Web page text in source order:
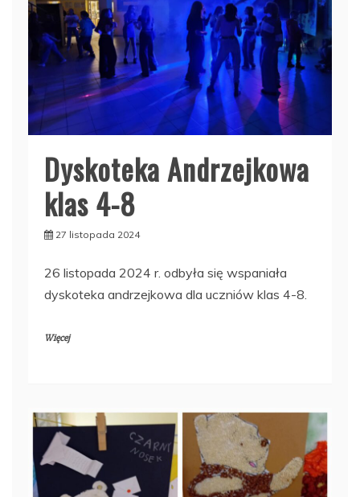
Dyskoteka Andrzejkowa
klas 4-8
27 listopada 2024
26 listopada 2024 r. odbyła się wspaniała
dyskoteka andrzejkowa dla uczniów klas 4-8.
Więcej